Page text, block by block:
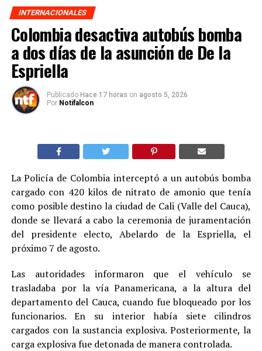
INTERNACIONALES
Colombia desactiva autobús bomba
a dos días de la asunción de De la
Espriella
Publicado Hace 17 horas on agosto 5, 2026
Por Notifalcon
La Policía de Colombia interceptó a un autobús bomba
cargado con 420 kilos de nitrato de amonio que tenía
como posible destino la ciudad de Cali (Valle del Cauca),
donde se llevará a cabo la ceremonia de juramentación
del presidente electo, Abelardo de la Espriella, el
próximo 7 de agosto.
Las autoridades informaron que el vehículo se
trasladaba por la vía Panamericana, a la altura del
departamento del Cauca, cuando fue bloqueado por los
funcionarios. En su interior había siete cilindros
cargados con la sustancia explosiva. Posteriormente, la
carga explosiva fue detonada de manera controlada.